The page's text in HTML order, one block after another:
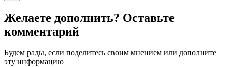
Желаете дополнить? Оставьте
комментарий
Будем рады, если поделитесь своим мнением или дополните
эту информацию